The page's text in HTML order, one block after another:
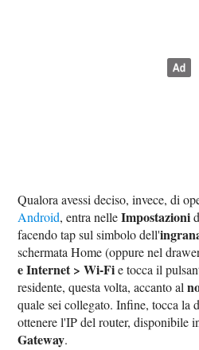
Qualora avessi deciso, invece, di
Android, entra nelleImpostazioni
facendo tap sul simbolo dell'
schermata Home (oppure nel
e Internet > Wi-Fie tocca il
residente, questa volta, accanto al
quale sei collegato. Infine, tocca la
ottenere l'IP del router, disponibile
Gateway.